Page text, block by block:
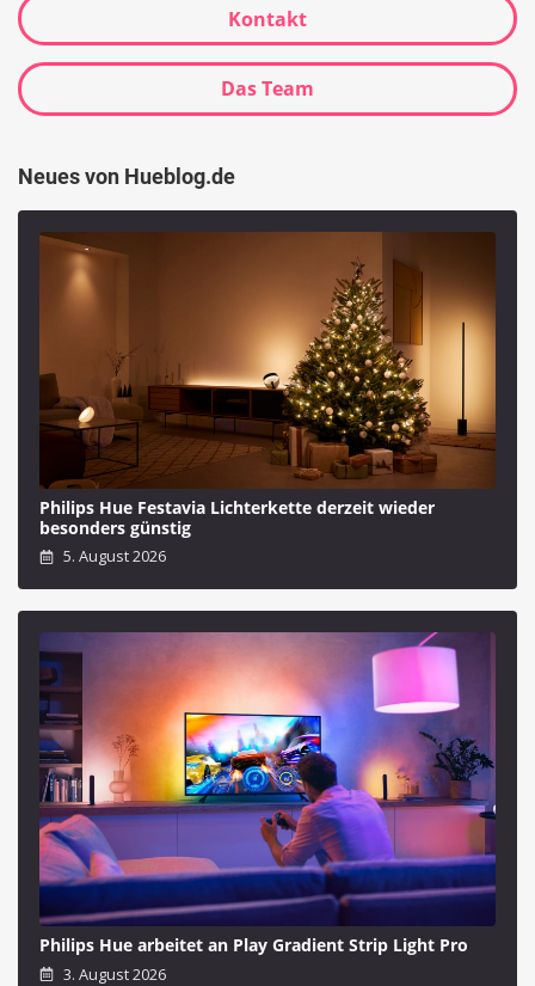
Kontakt
Das Team
Neues von Hueblog.de
Philips Hue Festavia Lichterkette derzeit wieder
besonders günstig
5. August 2026
Philips Hue arbeitet an Play Gradient Strip Light Pro
3. August 2026